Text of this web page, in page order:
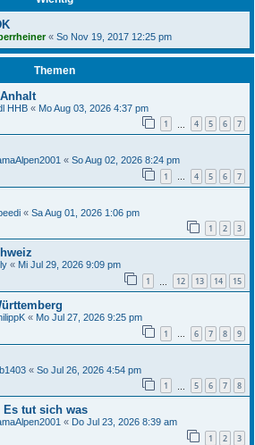
« So Nov 19, 2017 12:25 pm
Themen
HHB « Mo Aug 03, 2026 4:37 pm
1 4 5 6 7
« So Aug 02, 2026 8:24 pm
1 … 4 5 6 7
« Sa Aug 01, 2026 1:06 pm
1 2 3
« Mi Jul 29, 2026 9:09 pm
1 12 13 14 15
« Mo Jul 27, 2026 9:25 pm
1 … 6 7 8 9
« So Jul 26, 2026 4:54 pm
1 5 6 7 8
Es tut sich was
« Do Jul 23, 2026 8:39 am
1 2 3